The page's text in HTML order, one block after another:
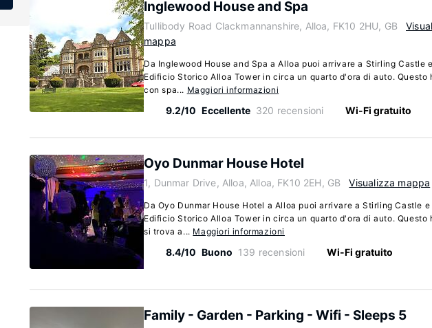
Inglewood House and Spa
Tullibody Road Clackmannanshire, Alloa, FK10 2HU, GB
mappa
Da Inglewood House and Spa a Alloa puoi arrivare a Stirling Castle e
Edificio Storico Alloa Tower in circa un quarto d'ora di auto. Questo
con spa... Maggiori informazioni
9.2/10 Eccellente 320 recensioni Wi-Fi gratuito
Oyo Dunmar House Hotel
1, Dunmar Drive, Alloa, Alloa, FK10 2EH, GB Visualizza mappa
Da Oyo Dunmar House Hotel a Alloa puoi arrivare a Stirling Castle e
Edificio Storico Alloa Tower in circa un quarto d'ora di auto. Questo
si trova a... Maggiori informazioni
8.4/10 Buono 139 recensioni Wi-Fi gratuito
Family - Garden - Parking - Wifi - Sleeps 5